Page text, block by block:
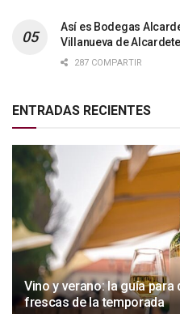
Así es Bodegas
Villanueva de
287 COMPARTIR
ENTRADAS RECIENTES
Vino y verano: la guía
frescas de la temporada